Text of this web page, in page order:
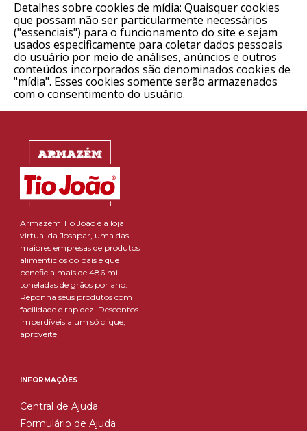
Detalhes sobre cookies de mídia: Quaisquer cookies
que possam não ser particularmente necessários
("essenciais") para o funcionamento do site e sejam
usados ​​especificamente para coletar dados pessoais
do usuário por meio de análises, anúncios e outros
conteúdos incorporados são denominados cookies de
"mídia". Esses cookies somente serão armazenados
com o consentimento do usuário.
Armazém Tio João é a loja
virtual da Josapar, uma das
maiores empresas de produtos
alimentícios do país e que
beneficia mais de 486 mil
toneladas de grãos por ano.
Reponha seus produtos com
facilidade e rapidez. Descontos
imperdíveis a um só clique,
aproveite
INFORMAÇÕES
Central de Ajuda
Formulário de Ajuda